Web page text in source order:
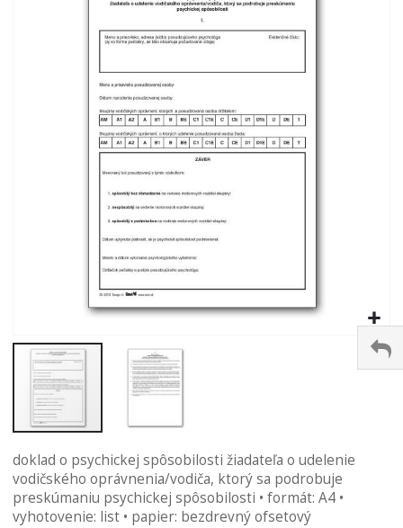
na
začiatok
galérie
obrázkov
doklad o psychickej spôsobilosti žiadateľa o udelenie
vodičského oprávnenia/vodiča, ktorý sa podrobuje
preskúmaniu psychickej spôsobilosti • formát: A4 •
vyhotovenie: list • papier: bezdrevný ofsetový